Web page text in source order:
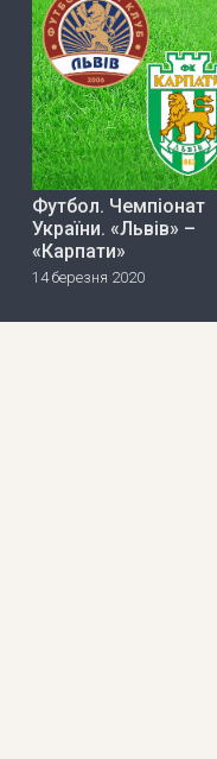
Футбол. Чемпіонат
України. «Львів» –
«Карпати»
14 березня 2020